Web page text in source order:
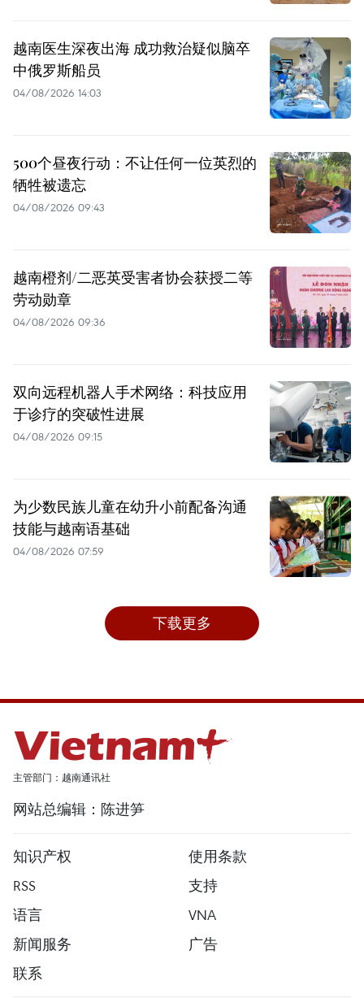
越南医生深夜出海 成功救治疑似脑卒
中俄罗斯船员
04/08/2026 14:03
500个昼夜行动：不让任何一位英烈的
牺牲被遗忘
04/08/2026 09:43
越南橙剂/二恶英受害者协会获授二等
劳动勋章
04/08/2026 09:36
双向远程机器人手术网络：科技应用
于诊疗的突破性进展
04/08/2026 09:15
为少数民族儿童在幼升小前配备沟通
技能与越南语基础
04/08/2026 07:59
下载更多
主管部门：越南通讯社
网站总编辑：陈进笋
知识产权
使用条款
RSS
支持
语言
VNA
新闻服务
广告
联系